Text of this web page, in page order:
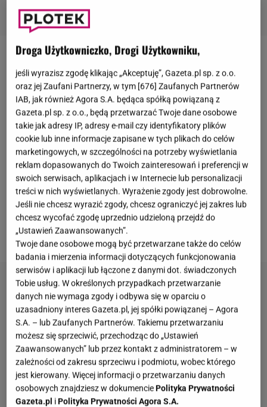
najpopularniejszych polskich wokalistek.Artystka
budzi przy okazji ogromne zainteresowanie i to
głównie ze względu na fakt, że bardzo chroni swoje
życie prywatne.Na jej Instagramie nie zobaczymy
wielu prywatnych kadrów. I choć przez lata było
wiadomo, że jest związana zQuebonafide, to nigdy
nie potwierdziła rozstania z nim. Teraz z kolei o
artystce wspomniał Marcin Kowalczyk, z którym
zagrała wfilmie"Jak zostałem gangsterem. Historia
prawdziwa".
Droga Użytkowniczko, Drogi Użytkowniku,
jeśli wyrazisz zgodę klikając „Akceptuję”, Gazeta.pl sp. z o.o.
oraz jej Zaufani Partnerzy, w tym [676] Zaufanych Partnerów
IAB, jak również Agora S.A. będąca spółką powiązaną z
Gazeta.pl sp. z o.o., będą przetwarzać Twoje dane osobowe
takie jak adresy IP, adresy e-mail czy identyfikatory plików
cookie lub inne informacje zapisane w tych plikach do celów
marketingowych, w szczególności na potrzeby wyświetlania
reklam dopasowanych do Twoich zainteresowań i preferencji w
swoich serwisach, aplikacjach i w Internecie lub personalizacji
treści w nich wyświetlanych. Wyrażenie zgody jest dobrowolne.
Jeśli nie chcesz wyrazić zgody, chcesz ograniczyć jej zakres lub
chcesz wycofać zgodę uprzednio udzieloną przejdź do
„Ustawień Zaawansowanych”.
Twoje dane osobowe mogą być przetwarzane także do celów
badania i mierzenia informacji dotyczących funkcjonowania
serwisów i aplikacji lub łączone z danymi dot. świadczonych
Tobie usług. W określonych przypadkach przetwarzanie
danych nie wymaga zgody i odbywa się w oparciu o
uzasadniony interes Gazeta.pl, jej spółki powiązanej – Agora
S.A. – lub Zaufanych Partnerów. Takiemu przetwarzaniu
możesz się sprzeciwić, przechodząc do „Ustawień
Zaawansowanych” lub przez kontakt z administratorem – w
zależności od zakresu sprzeciwu i podmiotu, wobec którego
jest kierowany. Więcej informacji o przetwarzaniu danych
osobowych znajdziesz w dokumencie Polityka Prywatności
Gazeta.pl i Polityka Prywatności Agora S.A.